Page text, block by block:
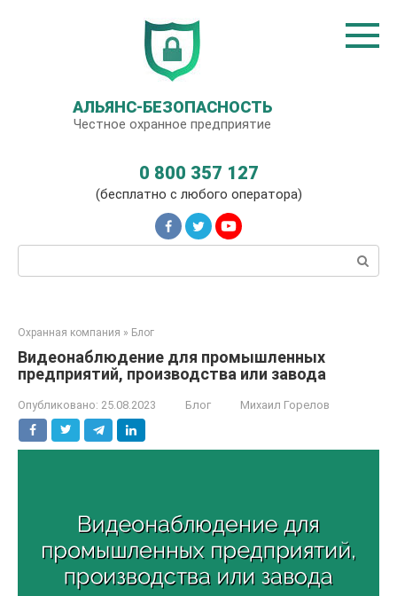
АЛЬЯНС-БЕЗОПАСНОСТЬ
Честное охранное предприятие
0 800 357 127
(бесплатно с любого оператора)
Охранная компания » Блог
Видеонаблюдение для промышленных
предприятий, производства или завода
Опубликовано: 25.08.2023 Блог Михаил Горелов